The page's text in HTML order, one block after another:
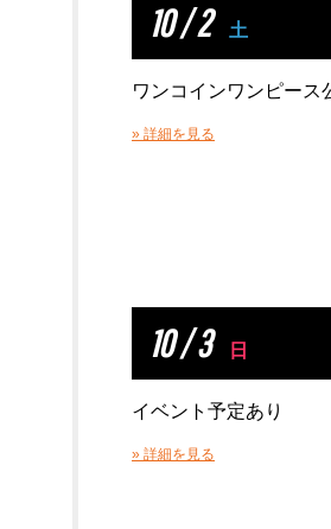
10 / 2 土
ワンコインワンピース
» 詳細を見る
10 / 3 日
イベント予定あり
» 詳細を見る